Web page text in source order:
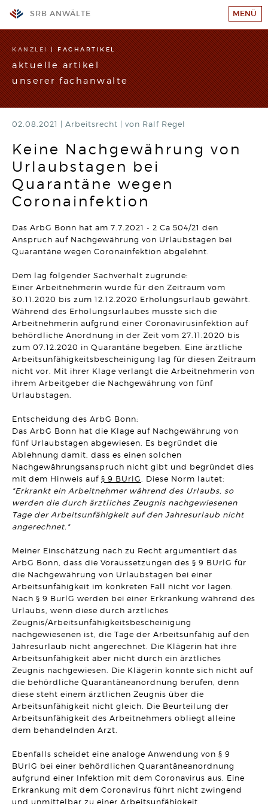
KANZLEI|FACHARTIKEL
aktuelle artikel
unserer fachanwälte
WIR SUCHEN VERSTÄRKUNG!
ARBEITSRECHT
Wahrheitswidriger Vortrag vor Gericht kann den
Arbeitsplatz kosten
Artikel vom 09.06.2026 | Dr. Thomas Braitsch
Bauträger haften bei unwirksamer Abnahmeklausel 30
Jahre für Mängel
Artikel vom 12.05.2026 | David Hellmanzik
UNTERNEHMENSRECHT
Neue Klarheit zur Wirksamkeit von sogenannten freien
Hinauskündigungsklauseln bei
Management-/Geschäftsführerbeteiligungen
Artikel vom 29.04.2026 | Hanno Stangier
AKTUELLES
Herzlichen Glückwunsch zur Verleihung des
Fachanwaltstitels
Artikel vom 27.04.2026 | SRB
MIETRECHT
Eigenbedarfskündigung trotz Umbau- und Verkaufsabsicht
VERTRAGSRECHT
Aufgedrängte Mangelbeseitigung nach Fristablauf lässt
Rücktrittsrecht entfallen
Artikel vom 24.03.2026 | David Hellmanzik
ARBEITSRECHT
Fristlose Kündigung wegen Tätlichkeit gegenüber einem
Artikel vom 20.03.2026 | Dr. Thomas Braitsch
DR. BO`S ERBRECHTS LEXIKON #5
Artikel vom 09.03.2026 | Dr. Michael Borchard
UNTERNEHMENSRECHT
Flucht einer GmbH vor seinen Gläubigern durch
Sitzverlegung verhindert!
Artikel vom 03.03.2026 | Hanno Stangier
MIETRECHT
Darf eine Untervermietung darauf ausgerichtet sein, einen
Gewinn zu erzielen?
Artikel vom 23.02.2026 | Sonja Borchard
ARBEITSRECHT
Schadensersatz bei permanent unzulässiger Überwachung
des Arbeitsplatzes
Artikel vom 12.02.2026 | Ralf Regel
Gebäudetyp E: "E" wie "einfach" oder "E" wie
"Einzelfallprüfung"?
Artikel vom 03.02.2026 | David Hellmanzik
FAMILIENRECHT
02.08.2021 | Arbeitsrecht von Ralf Regel
Keine Nachgewährung von
Urlaubstagen bei
Quarantäne wegen
Coronainfektion
Das ArbG Bonn hat am 7.7.2021 - 2 Ca 504/21 den
Anspruch auf Nachgewährung von Urlaubstagen bei
Quarantäne wegen Coronainfektion abgelehnt.
Dem lag folgender Sachverhalt zugrunde:
Einer Arbeitnehmerin wurde für den Zeitraum vom
30.11.2020 bis zum 12.12.2020 Erholungsurlaub gewährt.
Während des Erholungsurlaubes musste sich die
Arbeitnehmerin aufgrund einer Coronavirusinfektion auf
behördliche Anordnung in der Zeit vom 27.11.2020 bis
zum 07.12.2020 in Quarantäne begeben. Eine ärztliche
Arbeitsunfähigkeitsbescheinigung lag für diesen Zeitraum
nicht vor. Mit ihrer Klage verlangt die Arbeitnehmerin von
ihrem Arbeitgeber die Nachgewährung von fünf
Urlaubstagen.
Entscheidung des ArbG Bonn:
Das ArbG Bonn hat die Klage auf Nachgewährung von
fünf Urlaubstagen abgewiesen. Es begründet die
Ablehnung damit, dass es einen solchen
Nachgewährungsanspruch nicht gibt und begründet dies
mit dem Hinweis auf § 9 BUrlG
. Diese Norm lautet:
"Erkrankt ein Arbeitnehmer während des Urlaubs, so
werden die durch ärztliches Zeugnis nachgewiesenen
Tage der Arbeitsunfähigkeit auf den Jahresurlaub nicht
angerechnet."
Meiner Einschätzung nach zu Recht argumentiert das
ArbG Bonn, dass die Voraussetzungen des § 9 BUrlG für
die Nachgewährung von Urlaubstagen bei einer
Arbeitsunfähigkeit im konkreten Fall nicht vor lagen.
Nach § 9 BurlG werden bei einer Erkrankung während des
Urlaubs, wenn diese durch ärztliches
Zeugnis/Arbeitsunfähigkeitsbescheinigung
nachgewiesenen ist, die Tage der Arbeitsunfähig auf den
Jahresurlaub nicht angerechnet. Die Klägerin hat ihre
Arbeitsunfähigkeit aber nicht durch ein ärztliches
Zeugnis nachgewiesen. Die Klägerin konnte sich nicht auf
die behördliche Quarantäneanordnung berufen, denn
diese steht einem ärztlichen Zeugnis über die
Arbeitsunfähigkeit nicht gleich. Die Beurteilung der
Arbeitsunfähigkeit des Arbeitnehmers obliegt alleine
dem behandelnden Arzt.
Ebenfalls scheidet eine analoge Anwendung von § 9
BUrlG bei einer behördlichen Quarantäneanordnung
aufgrund einer Infektion mit dem Coronavirus aus. Eine
Erkrankung mit dem Coronavirus führt nicht zwingend
und unmittelbar zu einer Arbeitsunfähigkeit.
MENÜ
SRB ANWÄLTE
KANZLEI
TEAM
GESCHÄFTSFELDER
STANDORTE
KARRIERE
KONTAKT
SITEMAP